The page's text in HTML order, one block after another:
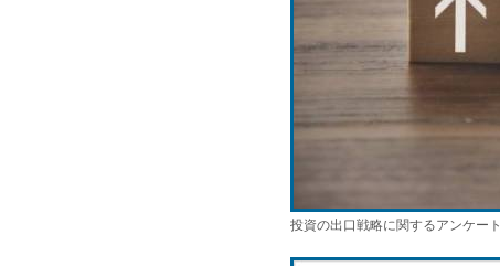
投資の出口戦略に関するアンケー